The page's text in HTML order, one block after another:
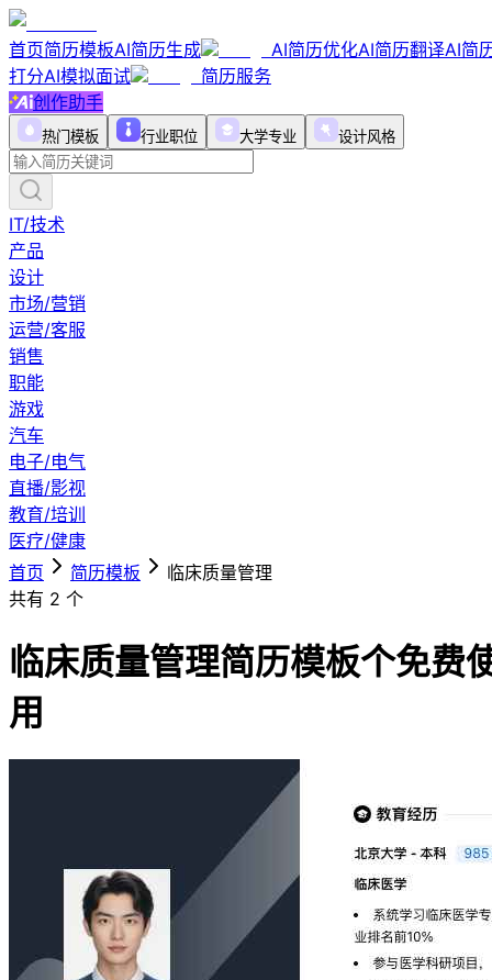
首页简历模板AI简历生成 AI简历优化AI简历翻译AI简
打分AI模拟面试
简历服务
创作助手
热门模板 行业职位 大学专业 设计风格
IT/技术
产品
设计
市场/营销
运营/客服
销售
职能
游戏
汽车
电子/电气
直播/影视
教育/培训
医疗/健康
首页
简历模板
临床质量管理
共有 2 个
临床质量管理简历模板个免费
用